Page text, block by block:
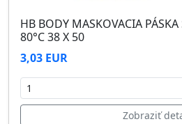
HB BODY MASKOVACIA
80°C 38 X 50
3,03 EUR
Zobraziť